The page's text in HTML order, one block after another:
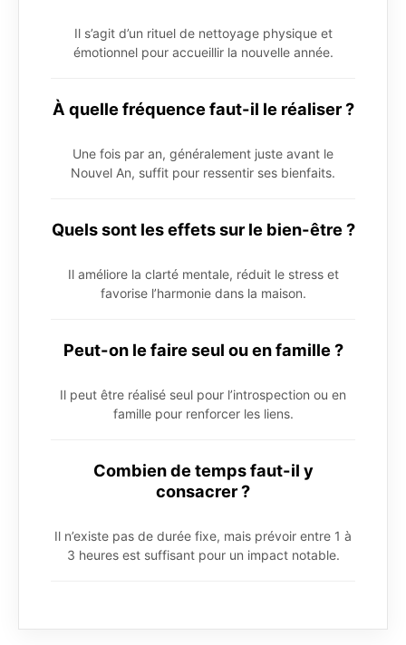
Il s’agit d’un rituel de nettoyage physique et
émotionnel pour accueillir la nouvelle année.
À quelle fréquence faut-il le réaliser ?
Une fois par an, généralement juste avant le
Nouvel An, suffit pour ressentir ses bienfaits.
Quels sont les effets sur le bien-être ?
Il améliore la clarté mentale, réduit le stress et
favorise l’harmonie dans la maison.
Peut-on le faire seul ou en famille ?
Il peut être réalisé seul pour l’introspection ou en
famille pour renforcer les liens.
Combien de temps faut-il y
consacrer ?
Il n’existe pas de durée fixe, mais prévoir entre 1 à
3 heures est suffisant pour un impact notable.